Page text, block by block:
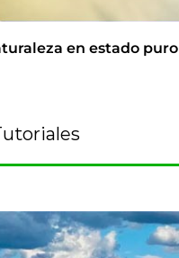
en estado puro